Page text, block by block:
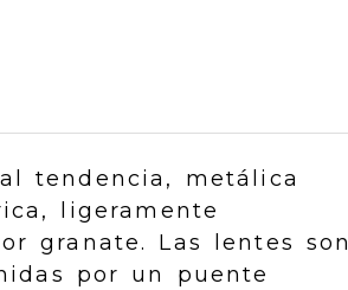
tendencia, metálica
ligeramente
granate. Las lentes son
por un puente